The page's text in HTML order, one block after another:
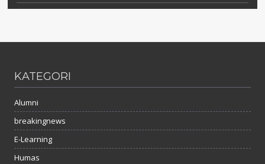
KATEGORI
Alumni
breakingnews
E-Learning
Humas